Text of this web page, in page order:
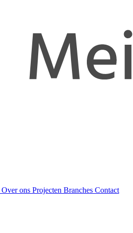
Over ons Projecten Branches Contact